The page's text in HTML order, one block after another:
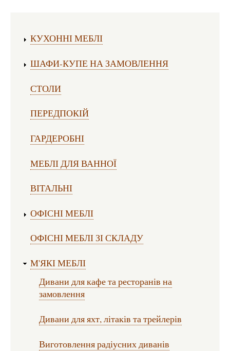
КУХОННІ МЕБЛІ
ШАФИ-КУПЕ НА ЗАМОВЛЕННЯ
СТОЛИ
ПЕРЕДПОКІЙ
ГАРДЕРОБНІ
МЕБЛІ ДЛЯ ВАННОЇ
ВІТАЛЬНІ
ОФІСНІ МЕБЛІ
ОФІСНІ МЕБЛІ ЗІ СКЛАДУ
М'ЯКІ МЕБЛІ
Дивани для кафе та ресторанів на
замовлення
Дивани для яхт, літаків та трейлерів
Виготовлення радіусних диванів